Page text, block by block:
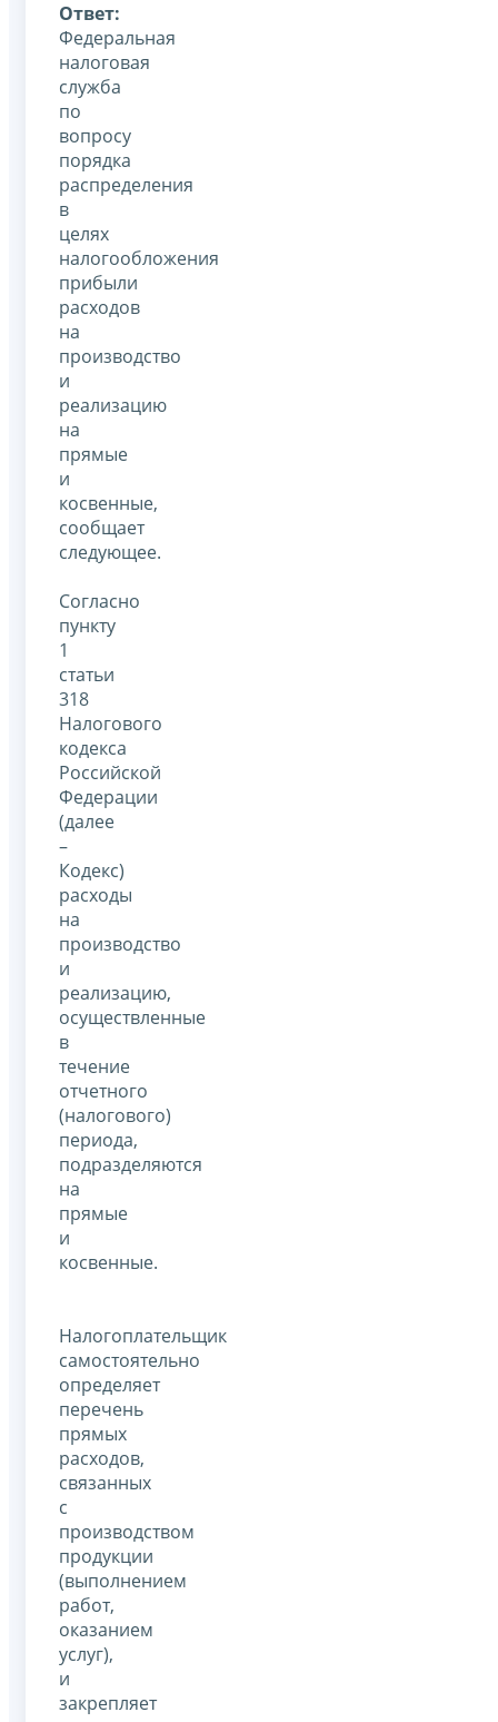
Ответ:
Федеральная
налоговая
служба
по
вопросу
порядка
распределения
в
целях
налогообложения
прибыли
расходов
на
производство
и
реализацию
на
прямые
и
косвенные,
сообщает
следующее.
Согласно
пункту
1
статьи
318
Налогового
кодекса
Российской
Федерации
(далее
–
Кодекс)
расходы
на
производство
и
реализацию,
осуществленные
в
течение
отчетного
(налогового)
периода,
подразделяются
на
прямые
и
косвенные.
Налогоплательщик
самостоятельно
определяет
перечень
прямых
расходов,
связанных
с
производством
продукции
(выполнением
работ,
оказанием
услуг),
и
закрепляет